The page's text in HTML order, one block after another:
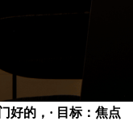
好的，· 目标：焦点